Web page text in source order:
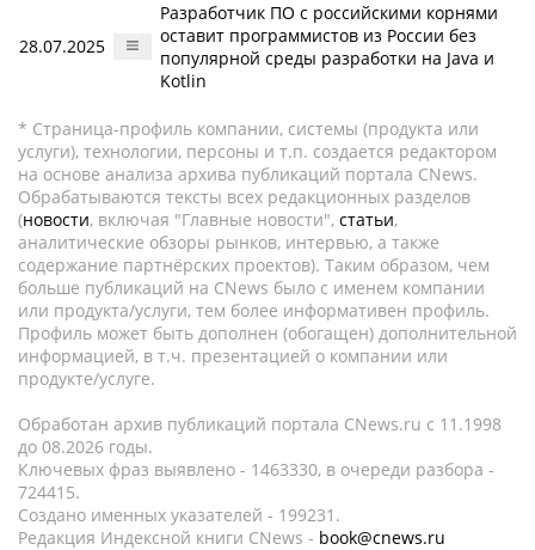
28.07.2025
Разработчик ПО с российскими корнями
оставит программистов из России без
популярной среды разработки на Java и
Kotlin
* Страница-профиль компании, системы (продукта или
услуги), технологии, персоны и т.п. создается редактором
на основе анализа архива публикаций портала CNews.
Обрабатываются тексты всех редакционных разделов
(новости, включая "Главные новости", статьи,
аналитические обзоры рынков, интервью, а также
содержание партнёрских проектов). Таким образом, чем
больше публикаций на CNews было с именем компании
или продукта/услуги, тем более информативен профиль.
Профиль может быть дополнен (обогащен) дополнительной
информацией, в т.ч. презентацией о компании или
продукте/услуге.
Обработан архив публикаций портала CNews.ru c 11.1998
до 08.2026 годы.
Ключевых фраз выявлено - 1463330, в очереди разбора -
724415.
Создано именных указателей - 199231.
Редакция Индексной книги CNews - book@cnews.ru